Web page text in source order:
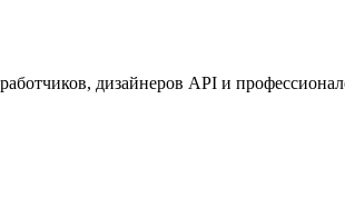
дизайнеров API и